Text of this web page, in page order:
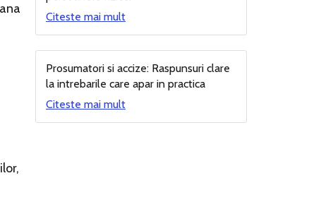
Citeste mai mult
Prosumatori si accize: Raspunsuri clare
la intrebarile care apar in practica
Citeste mai mult